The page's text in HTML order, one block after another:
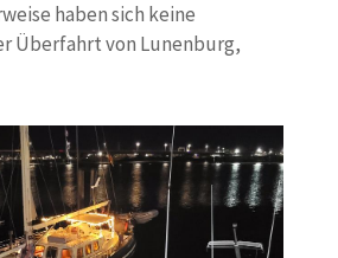
haben sich keine
Überfahrt von Lunenburg,